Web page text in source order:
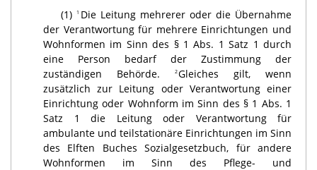
(1) 1 Die Leitung mehrerer oder die Übernahme
der Verantwortung für mehrere Einrichtungen und
Wohnformen im Sinn des § 1 Abs. 1 Satz 1 durch
eine Person bedarf der Zustimmung der
zuständigen Behörde.
2Gleiches gilt, wenn
zusätzlich zur Leitung oder Verantwortung einer
Einrichtung oder Wohnform im Sinn des § 1 Abs. 1
Satz 1 die Leitung oder Verantwortung für
ambulante und teilstationäre Einrichtungen im Sinn
des Elften Buches Sozialgesetzbuch, für andere
Wohnformen im Sinn des Pflege- und